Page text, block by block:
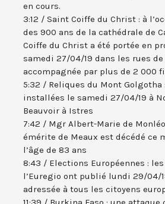
en cours.
3:12 / Saint Coiffe du Christ : à
des 900 ans de la cathédrale de
Coiffe du Christ a été portée en
samedi 27/04/19 dans les rues de
accompagnée par plus de 2 000
5:32 / Reliques du Mont Golgotha
installées le samedi 27/04/19 à
Beauvoir à Istres
7:42 / Mgr Albert-Marie de
émérite de Meaux est décédé ce
l’âge de 83 ans
8:43 / Elections Européennes :
l’Euregio ont publié lundi 29/04/
adressée à tous les citoyens